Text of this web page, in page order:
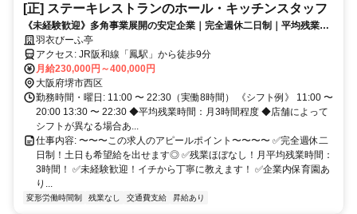
[正] ステーキレストランのホール・キッチンスタッフ
《未経験歓迎》多角事業展開の安定企業｜完全週休二日制｜平均残業3
時間｜髪型・服装自由｜産育休制度充実
羽衣びーふ亭
アクセス: JR阪和線「鳳駅」から徒歩9分
月給230,000円～400,000円
大阪府堺市西区
勤務時間・曜日: 11:00 〜 22:30（実働8時間） 《シフト例》 11:00 〜
20:00 13:30 〜 22:30 ◆平均残業時間：月3時間程度 ◆店舗によって
シフトが異なる場合あ...
仕事内容: 〜〜〜この求人のアピールポイント〜〜〜〜 ✅完全週休二
日制！土日も希望給を出せます◎ ✅残業ほぼなし！月平均残業時間：
3時間！ ✅未経験歓迎！イチから丁寧に教えます！ ✅企業内保育園あ
り...
変形労働時間制 残業なし 交通費支給 昇給あり